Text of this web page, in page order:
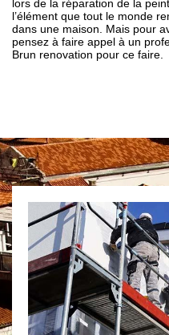
lors de la réparation de la
l’élément que tout le monde
dans une maison. Mais pour
pensez à faire appel à un
Brun renovation pour ce faire.